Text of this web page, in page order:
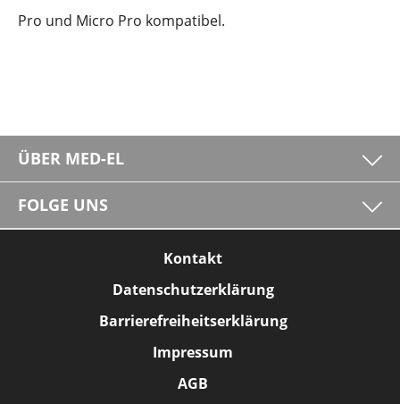
Pro und Micro Pro kompatibel.
ÜBER MED-EL
FOLGE UNS
Kontakt
Datenschutzerklärung
Barrierefreiheitserklärung
Impressum
AGB